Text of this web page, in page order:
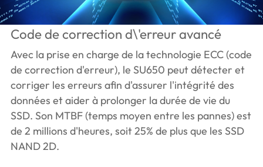
Code de correction d\'erreur avancé
Avec la prise en charge de la technologie ECC (code
de correction d'erreur), le SU650 peut détecter et
corriger les erreurs afin d'assurer l'intégrité des
données et aider à prolonger la durée de vie du
SSD. Son MTBF (temps moyen entre les pannes) est
de 2 millions d'heures, soit 25% de plus que les SSD
NAND 2D.